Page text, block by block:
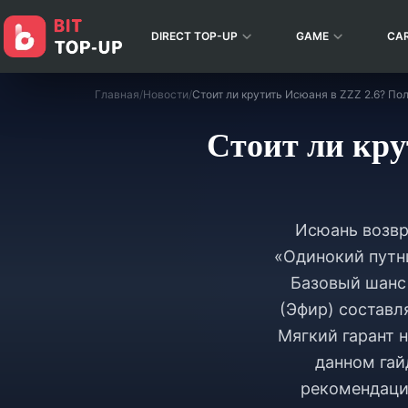
DIRECT TOP-UP GAME
Главная/Новости/
Стоит ли
Исюань
«Одинокий
Базовый шанс
(Эфир)
Мягкий гарант
данном